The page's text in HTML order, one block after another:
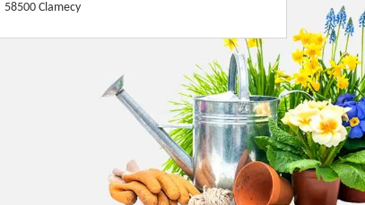
58500 Clamecy